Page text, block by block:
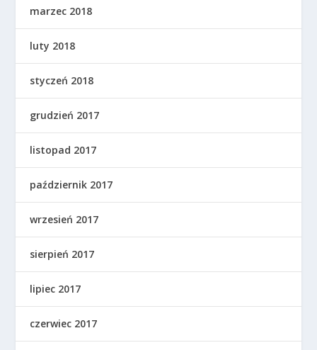
marzec 2018
luty 2018
styczeń 2018
grudzień 2017
listopad 2017
październik 2017
wrzesień 2017
sierpień 2017
lipiec 2017
czerwiec 2017